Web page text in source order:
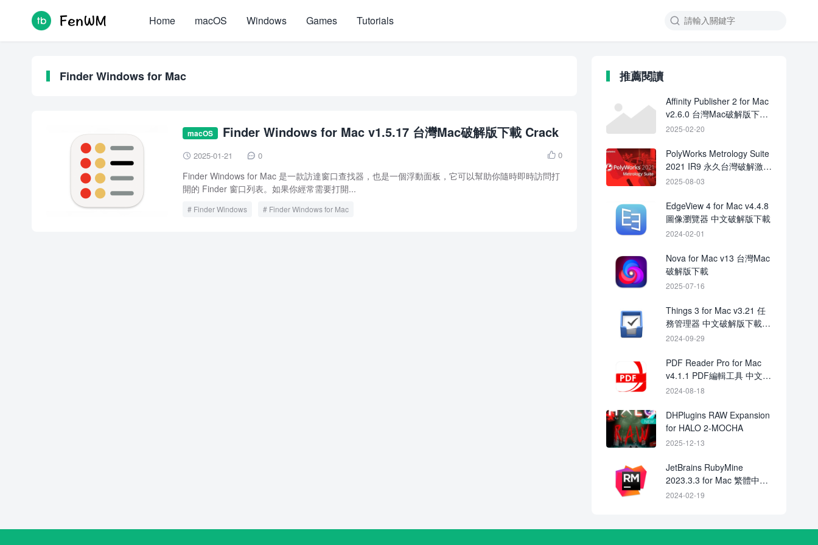

Home macOS Windows Games Tutorials
Finder Windows for Mac
macOS Finder Windows for Mac v1.5.17 台灣Mac破解版下載 Crack
 2025-01-21  0  0
Finder Windows for Mac 是一款訪達窗口查找器，也是一個浮動面板，它可以幫助你隨時即時訪問打
開的 Finder 窗口列表。如果你經常需要打開...
Finder Windows Finder Windows for Mac
推薦閱讀
Affinity Publisher 2 for Mac
v2.6.0 台灣Mac破解版下載
Crack
2025-02-20
PolyWorks Metrology Suite
2021 IR9 永久台灣破解激活
下載
2025-08-03
EdgeView 4 for Mac v4.4.8
圖像瀏覽器 中文破解版下載
2024-02-01
Nova for Mac v13 台灣Mac
破解版下載
2025-07-16
Things 3 for Mac v3.21 任
務管理器 中文破解版下載
crack
2024-09-29
PDF Reader Pro for Mac
v4.1.1 PDF編輯工具 中文破
解版下載
2024-08-18
DHPlugins RAW Expansion
for HALO 2-MOCHA
2025-12-13
JetBrains RubyMine
2023.3.3 for Mac 繁體中文
破解版下載 crack
2024-02-19